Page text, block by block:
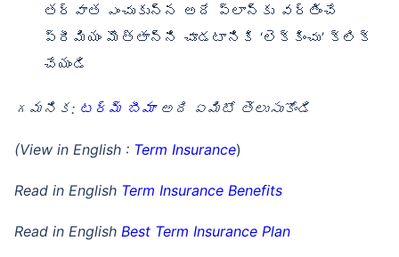
తర్వాత ఎంచుకున్న అదే ప్లాన్‌కు వర్తించే
ప్రీమియం మొత్తాన్ని చూడటానికి ‘లెక్కించు’ క్లిక్
చేయండి
గమనిక: టర్మ్ బీమాఅది ఏమిటో తెలుసుకోండి
(View in English : Term Insurance)
Read in English Term Insurance Benefits
Read in English Best Term Insurance Plan